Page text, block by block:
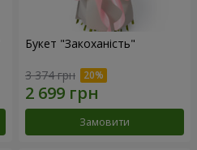
Букет "Закоханість"
3 374 грн
Замовити